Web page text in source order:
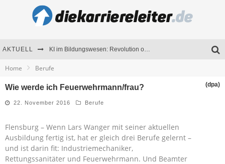
AKTUELL KI im Bildungswesen: Revolution oder Risiko für Schulen und Universitäten?
Seminare als Motivationsmotor – Wie Weiterbildung Mitarbeiter nachhaltig begeistert
Home Berufe
Wie werde ich Feuerwehrmann/frau? (dpa)
22. November 2016 Berufe
Flensburg – Wenn Lars Wanger mit seiner aktuellen
Ausbildung fertig ist, hat er gleich drei Berufe gelernt –
und ist darin fit: Industriemechaniker,
Rettungssanitäter und Feuerwehrmann. Und Beamter